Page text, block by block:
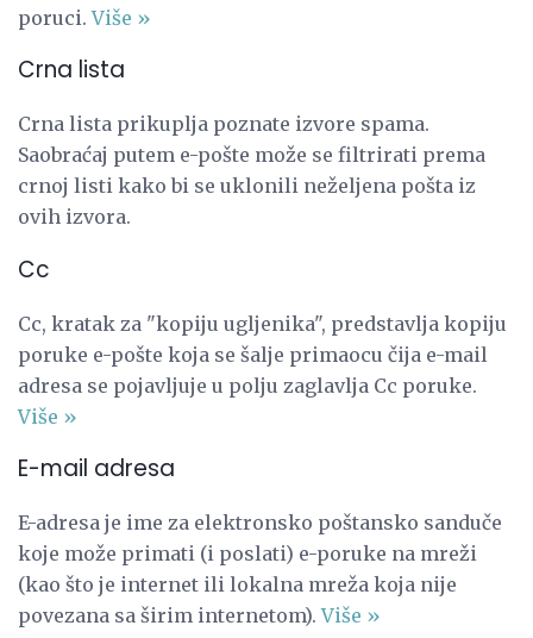
poruci.Više »
Crna lista
Crna lista prikuplja poznate izvore spama.
Saobraćaj putem e-pošte može se filtrirati prema
crnoj listi kako bi se uklonili neželjena pošta iz
ovih izvora.
Cc
Cc, kratak za "kopiju ugljenika", predstavlja kopiju
poruke e-pošte koja se šalje primaocu čija e-mail
adresa se pojavljuje u polju zaglavlja Cc poruke.
Više »
E-mail adresa
E-adresa je ime za elektronsko poštansko sanduče
koje može primati (i poslati) e-poruke na mreži
(kao što je internet ili lokalna mreža koja nije
povezana sa širim internetom).Više »